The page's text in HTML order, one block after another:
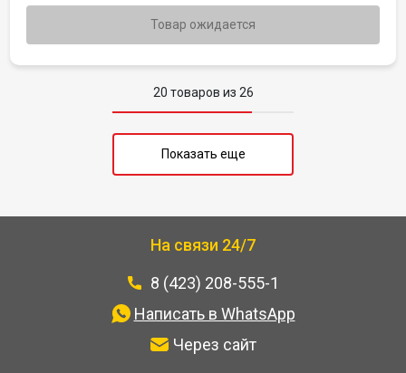
Товар ожидается
20 товаров из 26
Показать еще
На связи 24/7
8 (423) 208-555-1
Написать в WhatsApp
Через сайт